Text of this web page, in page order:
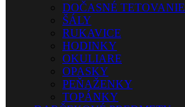
DOČASNÉ TETOVANIE
ŠÁLY
RUKAVICE
HODINKY
OKULIARE
OPASKY
PEŇAŽENKY
TOPÁNKY